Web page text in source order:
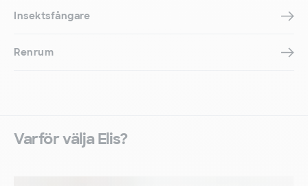
Insektsfångare
Renrum
Varför välja Elis?